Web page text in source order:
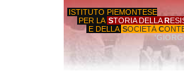
ISTITUTO PIEMONTESE
PER LA STORIA DELLA R
E DELLA SOCIETÀ C